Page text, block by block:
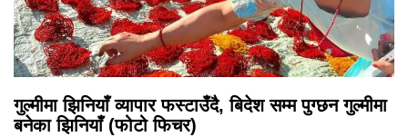
गुल्मीमा झिनियाँ व्यापार फस्टाउँदै, बिदेश सम्म पुग्छन गुल्मीमा
बनेका झिनियाँ (फोटो फिचर)